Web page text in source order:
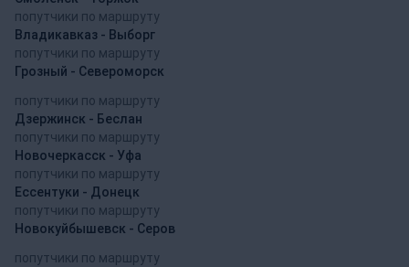
попутчики по маршруту
Владикавказ - Выборг
попутчики по маршруту
Грозный - Североморск
попутчики по маршруту
Дзержинск - Беслан
попутчики по маршруту
Новочеркасск - Уфа
попутчики по маршруту
Ессентуки - Донецк
попутчики по маршруту
Новокуйбышевск - Серов
попутчики по маршруту